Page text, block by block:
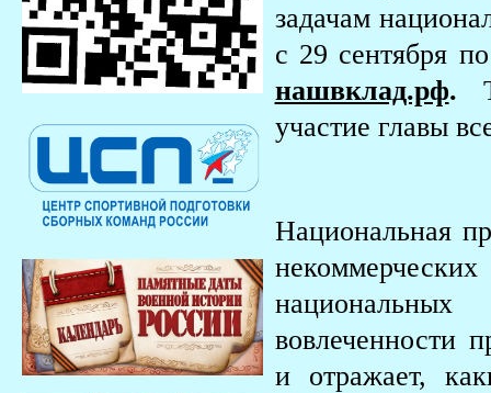
задачам
с 29 сентября
нашвклад.рф.
участие главы
Национальная
вовлеченности
и отражает,